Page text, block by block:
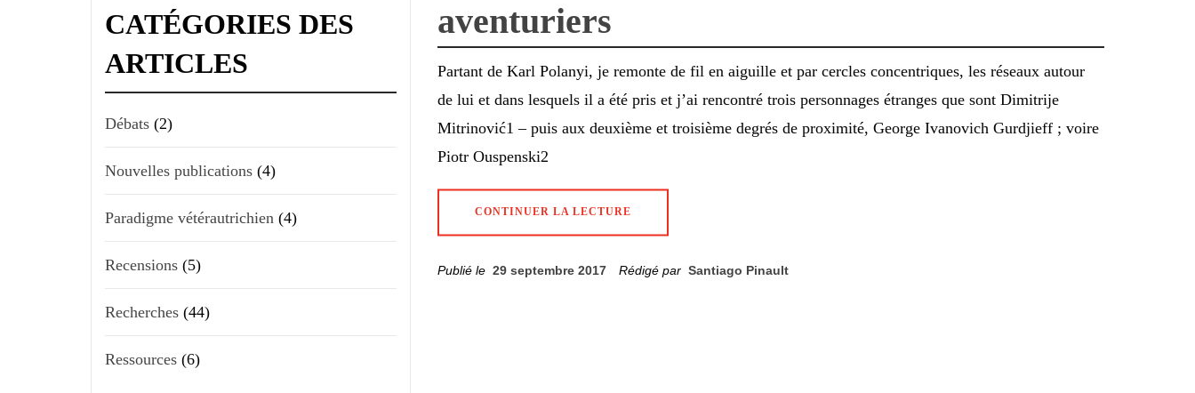
aventuriers
Partant de Karl Polanyi, je remonte de fil en aiguille et par cercles concentriques, les réseaux autour
de lui et dans lesquels il a été pris et j’ai rencontré trois personnages étranges que sont Dimitrije
Mitrinović1 – puis aux deuxième et troisième degrés de proximité, George Ivanovich Gurdjieff ; voire
Piotr Ouspenski2
CONTINUER LA LECTURE
Publié le29 septembre 2017 Rédigé parSantiago Pinault
CATÉGORIES DES
ARTICLES
Débats (2)
Nouvelles publications (4)
Paradigme vétérautrichien (4)
Recensions (5)
Recherches (44)
Ressources (6)